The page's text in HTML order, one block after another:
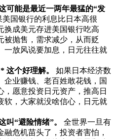
可能是最近一两年最猛的“发
国银行的利息比日本高很
换成美元存进美国银行吃高
被抛售，需求减少，从而贬
一放风说要加息，日元往往就
* 这个好理解。
如果日本经济数
企业赚钱、老百姓敢花钱，国
，愿意投资日元资产，推高日
软，大家就没啥信心，日元就
叫“避险情绪”。
全世界一旦有
危机苗头了，投资者害怕，